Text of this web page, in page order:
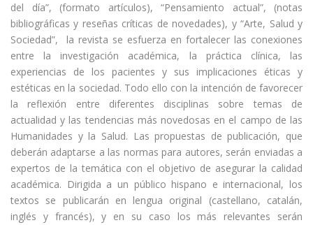
del día”, (formato artículos), “Pensamiento actual”, (notas
bibliográficas y reseñas críticas de novedades), y “Arte, Salud y
Sociedad”, la revista se esfuerza en fortalecer las conexiones
entre la investigación académica, la práctica clínica, las
experiencias de los pacientes y sus implicaciones éticas y
estéticas en la sociedad. Todo ello con la intención de favorecer
la reflexión entre diferentes disciplinas sobre temas de
actualidad y las tendencias más novedosas en el campo de las
Humanidades y la Salud. Las propuestas de publicación, que
deberán adaptarse a las normas para autores, serán enviadas a
expertos de la temática con el objetivo de asegurar la calidad
académica. Dirigida a un público hispano e internacional, los
textos se publicarán en lengua original (castellano, catalán,
inglés y francés), y en su caso los más relevantes serán